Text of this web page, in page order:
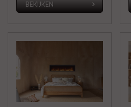
BEKIJKEN